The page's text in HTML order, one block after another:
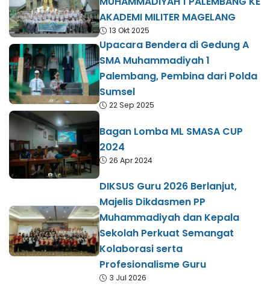
AKADEMI MILITER MAGELANG
13 Okt 2025
Upacara Bendera di Gedung A
SMA Muhammadiyah 1
Palembang, Pembina dari Polda
Sumsel
22 Sep 2025
Bagan Lomba ML SMASA CUP
2024
26 Apr 2024
DIKSUS Guru 2026 Berlanjut,
Majelis Dikdasmen PP
Muhammadiyah dan Kepala
Sekolah Perkuat Semangat
Kolaborasi serta
Profesionalisme Guru
3 Jul 2026